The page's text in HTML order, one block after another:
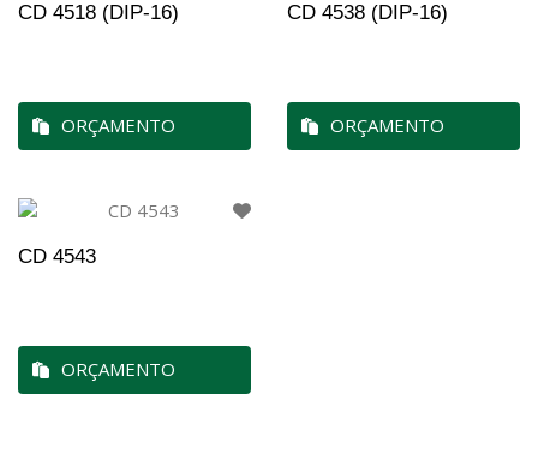
CD 4518 (DIP-16)
ORÇAMENTO
CD 4538 (DIP-16)
ORÇAMENTO
CD 4543
ORÇAMENTO